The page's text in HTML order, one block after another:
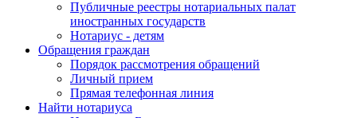
Публичные реестры нотариальных палат
иностранных государств
Нотариус - детям
Обращения граждан
Порядок рассмотрения обращений
Личный прием
Прямая телефонная линия
Найти нотариуса